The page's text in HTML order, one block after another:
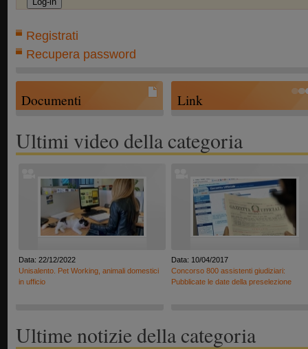
Registrati
Recupera password
Documenti Link
Ultimi video della categoria
Data: 22/12/2022
Unisalento. Pet Working, animali domestici
in ufficio
Data: 10/04/2017
Concorso 800 assistenti giudiziari:
Pubblicate le date della preselezione
Ultime notizie della categoria